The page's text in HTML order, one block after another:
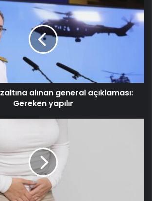
alınan general açıklaması:
Gereken yapılır